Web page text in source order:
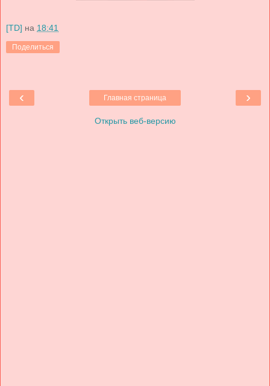
[TD] на 18:41
Поделиться
‹ ›
Главная страница
Открыть веб-версию